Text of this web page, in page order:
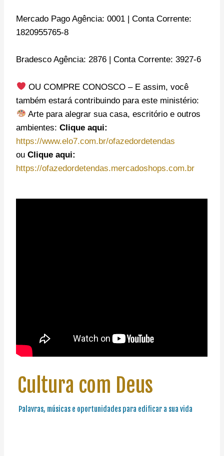
Mercado Pago Agência: 0001 | Conta Corrente:
1820955765-8
Bradesco Agência: 2876 | Conta Corrente: 3927-6
OU COMPRE CONOSCO – E assim, você
também estará contribuindo para este ministério:
Arte para alegrar sua casa, escritório e outros
ambientes:Clique aqui:
https://www.elo7.com.br/ofazedordetendas
ouClique aqui:
https://ofazedordetendas.mercadoshops.com.br
Cultura com Deus
Palavras, músicas e oportunidades para edificar a sua vida